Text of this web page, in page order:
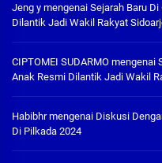
Jeng y mengenai Sejarah Baru
Dilantik Jadi Wakil Rakyat
CIPTOMEI SUDARMO mengenai
Anak Resmi Dilantik Jadi Wakil
Habibhrmengenai Diskusi
Di Pilkada 2024